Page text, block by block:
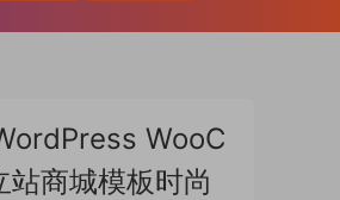
v4.0.4 /v4.0.1 /v3.33.2
强大先进的网站构建器
主题模板编辑神器页面生
下载了资源Elementor Pro
v3.29.1 / v3.29.0 / v3.28.x
强大先进的网站构建器
4周前
v3.31.0 / v3.30.1/ v3.30.0 /
v3.29.1 / v3.29.0 / v3.28.x
下载了资源Advanced
Pro v6.7.0.2 / v6.5.1 /
WooC
商城模板时尚